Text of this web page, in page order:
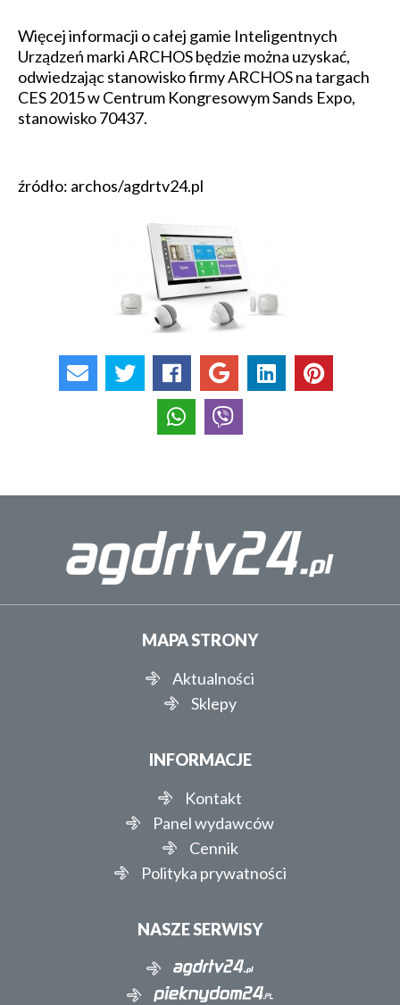
Więcej informacji o całej gamie Inteligentnych
Urządzeń marki ARCHOS będzie można uzyskać,
odwiedzając stanowisko firmy ARCHOS na targach
CES 2015 w Centrum Kongresowym Sands Expo,
stanowisko 70437.
źródło: archos/agdrtv24.pl
MAPA STRONY
Aktualności
Sklepy
INFORMACJE
Kontakt
Panel wydawców
Cennik
Polityka prywatności
NASZE SERWISY